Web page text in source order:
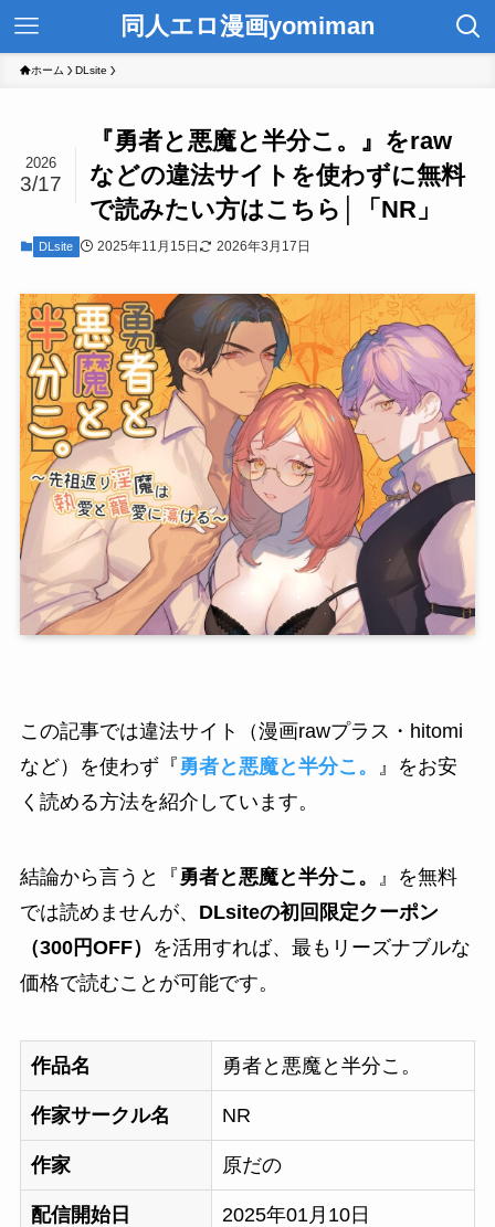
同人エロ漫画yomiman
ホーム DLsite
『勇者と悪魔と半分こ。』をraw
などの違法サイトを使わずに無料
で読みたい方はこちら│「NR」
2026
3/17
DLsite 2025年11月15日 2026年3月17日
この記事では違法サイト（漫画rawプラス・hitomi
など）を使わず『 勇者と悪魔と半分こ。
』をお安
く読める方法を紹介しています。
結論から言うと『 勇者と悪魔と半分こ。
』を無料
では読めませんが、 DLsiteの初回限定クーポン
（300円OFF）
を活用すれば、最もリーズナブルな
価格で読むことが可能です。
作品名 勇者と悪魔と半分こ。
作家サークル名 NR
作家 原だの
配信開始日 2025年01月10日